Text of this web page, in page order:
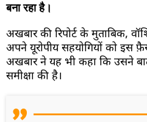
बना रहा है।
अखबार की रिपोर्ट के मुताबिक,
अपने यूरोपीय सहयोगियों को इस
अखबार ने यह भी कहा कि उसने
समीक्षा की है।